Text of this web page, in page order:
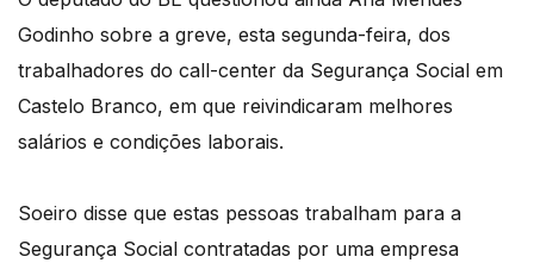
Godinho sobre a greve, esta segunda-feira, dos
trabalhadores do call-center da Segurança Social em
Castelo Branco, em que reivindicaram melhores
salários e condições laborais.
Soeiro disse que estas pessoas trabalham para a
Segurança Social contratadas por uma empresa